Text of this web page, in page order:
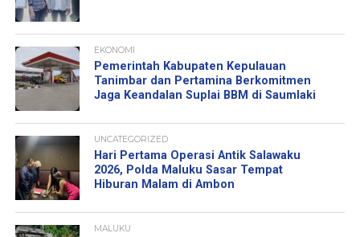
EKONOMI
Pemerintah Kabupaten Kepulauan
Tanimbar dan Pertamina Berkomitmen
Jaga Keandalan Suplai BBM di Saumlaki
UNCATEGORIZED
Hari Pertama Operasi Antik Salawaku
2026, Polda Maluku Sasar Tempat
Hiburan Malam di Ambon
MALUKU